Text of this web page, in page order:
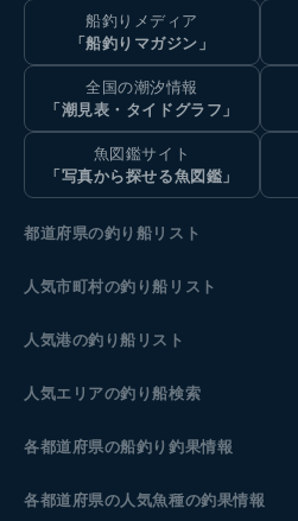
船釣りメディア
「船釣りマガジン」
全国の潮汐情報
「潮見表・タイドグラフ」
魚図鑑サイト
「写真から探せる魚図鑑」
都道府県の釣り船リスト
人気市町村の釣り船リスト
人気港の釣り船リスト
人気エリアの釣り船検索
各都道府県の船釣り釣果情報
各都道府県の人気魚種の釣果情報